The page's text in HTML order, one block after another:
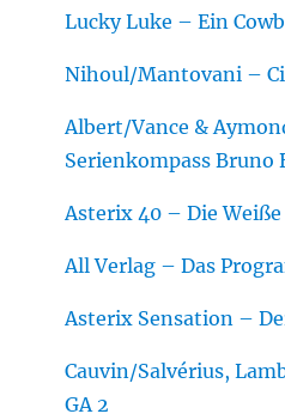
Lucky Luke – Ein
Nihoul/Mantovani –
Albert/Vance &
Serienkompass Bruno
Asterix 40 – Die
All Verlag – Das
Asterix Sensation –
Cauvin/Salvérius,
GA 2